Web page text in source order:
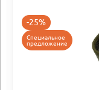
-25%
Специальное
предложение